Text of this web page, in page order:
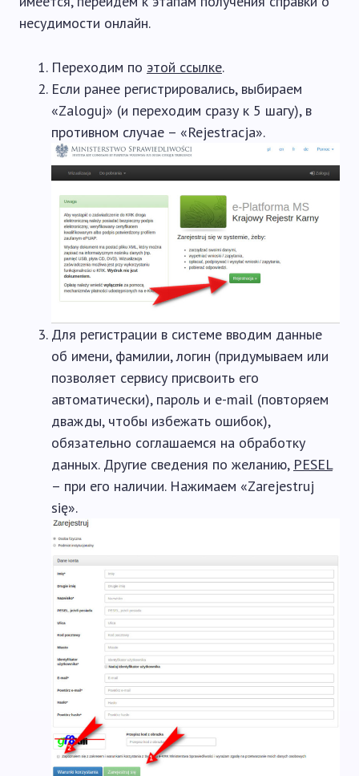
несудимости онлайн.
Переходим по этой ссылке.
Если ранее регистрировались, выбираем
«Zaloguj» (и переходим сразу к 5 шагу), в
противном случае – «Rejestracja».
Для регистрации в системе вводим данные
об имени, фамилии, логин (придумываем или
позволяет сервису присвоить его
автоматически), пароль и e-mail (повторяем
дважды, чтобы избежать ошибок),
обязательно соглашаемся на обработку
данных. Другие сведения по желанию, PESEL
– при его наличии. Нажимаем «Zarejestruj
się».